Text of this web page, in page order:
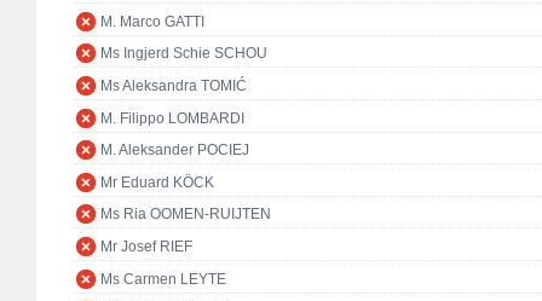
M. Marco GATTI
Ms Ingjerd Schie SCHOU
Ms Aleksandra TOMIĆ
M. Filippo LOMBARDI
M. Aleksander POCIEJ
Mr Eduard KÖCK
Ms Ria OOMEN-RUIJTEN
Mr Josef RIEF
Ms Carmen LEYTE